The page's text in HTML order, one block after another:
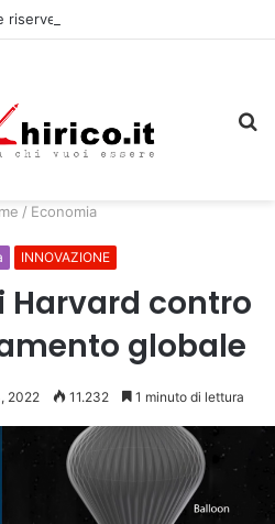
/ Economia
INNOVAZIONE
Harvard contro
globale
2022 11.232 1 minuto di lettura